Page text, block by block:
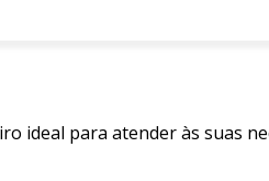
ideal para atender às suas